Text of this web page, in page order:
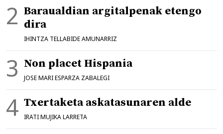
Baraualdian argitalpenak etengo
dira
IHINTZA TELLABIDE AMUNARRIZ
Non placet Hispania
JOSE MARI ESPARZA ZABALEGI
Txertaketa askatasunaren alde
IRATI MUJIKA LARRETA